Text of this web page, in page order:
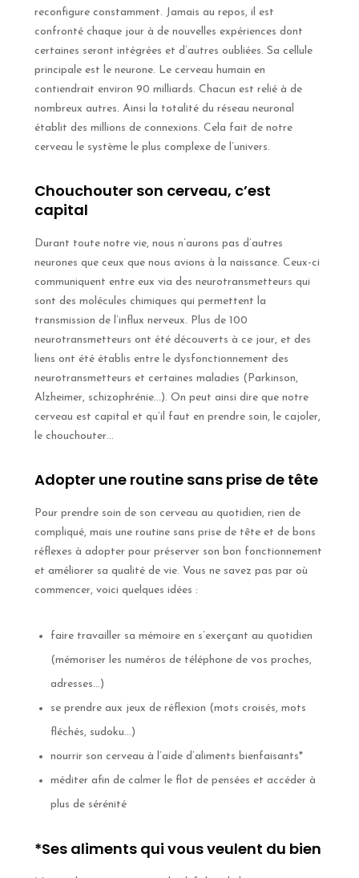
reconfigure constamment. Jamais au repos, il est
confronté chaque jour à de nouvelles expériences dont
certaines seront intégrées et d’autres oubliées. Sa cellule
principale est le neurone. Le cerveau humain en
contiendrait environ 90 milliards. Chacun est relié à de
nombreux autres. Ainsi la totalité du réseau neuronal
établit des millions de connexions. Cela fait de notre
cerveau le système le plus complexe de l’univers.
Chouchouter son cerveau, c’est
capital
Durant toute notre vie, nous n’aurons pas d’autres
neurones que ceux que nous avions à la naissance. Ceux-ci
communiquent entre eux via des neurotransmetteurs qui
sont des molécules chimiques qui permettent la
transmission de l’influx nerveux. Plus de 100
neurotransmetteurs ont été découverts à ce jour, et des
liens ont été établis entre le dysfonctionnement des
neurotransmetteurs et certaines maladies (Parkinson,
Alzheimer, schizophrénie…). On peut ainsi dire que notre
cerveau est capital et qu’il faut en prendre soin, le cajoler,
le chouchouter…
Adopter une routine sans prise de tête
Pour prendre soin de son cerveau au quotidien, rien de
compliqué, mais une routine sans prise de tête et de bons
réflexes à adopter pour préserver son bon fonctionnement
et améliorer sa qualité de vie. Vous ne savez pas par où
commencer, voici quelques idées :
faire travailler sa mémoire en s’exerçant au quotidien
(mémoriser les numéros de téléphone de vos proches,
adresses…)
se prendre aux jeux de réflexion (mots croisés, mots
fléchés, sudoku…)
nourrir son cerveau à l’aide d’aliments bienfaisants*
méditer afin de calmer le flot de pensées et accéder à
plus de sérénité
*Ses aliments qui vous veulent du bien